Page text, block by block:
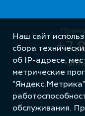
+7
Наш сайт
сбора
об IP-адресе,
метрические
обслуживания.